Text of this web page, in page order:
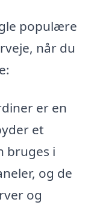
populære
når du
er en
et
bruges i
og de
og